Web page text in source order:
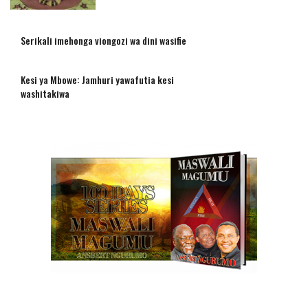
Serikali imehonga viongozi wa dini wasifie
Kesi ya Mbowe: Jamhuri yawafutia kesi
washitakiwa